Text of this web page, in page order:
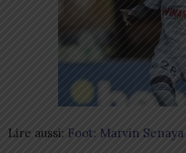
Lire aussi: Foot: Marvin